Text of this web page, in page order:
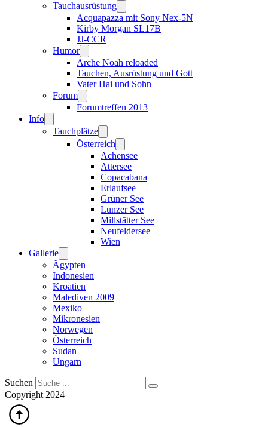
Tauchausrüstung
Acquapazza mit Sony Nex-5N
Kirby Morgan SL17B
JJ-CCR
Humor
Arche Noah reloaded
Tauchen, Ausrüstung und Gott
Vater Hai und Sohn
Forum
Forumtreffen 2013
Info
Tauchplätze
Österreich
Achensee
Attersee
Copacabana
Erlaufsee
Grüner See
Lunzer See
Millstätter See
Neufeldersee
Wien
Gallerie
Ägypten
Indonesien
Kroatien
Malediven 2009
Mexiko
Mikronesien
Norwegen
Österreich
Sudan
Ungarn
Suchen
Copyright 2024